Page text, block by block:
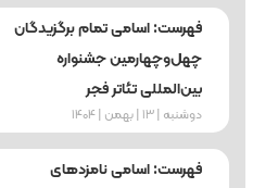
فهرست: اسامی تمام برگزیدگان
چهل‌وچهارمین جشنواره
بین‌المللی تئاتر فجر
دوشنبه | 13 | بهمن | 1404
فهرست: اسامی نامزدهای